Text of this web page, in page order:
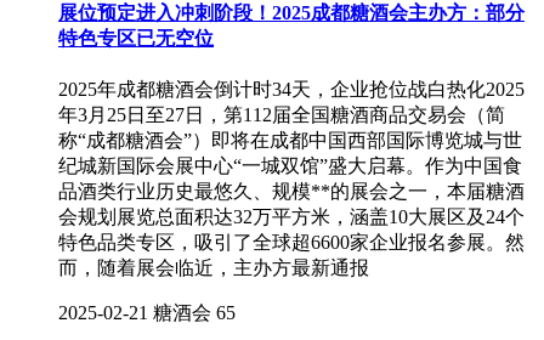
展位预定进入冲刺阶段！2025成都糖酒会主办方：部分
特色专区已无空位
2025年成都糖酒会倒计时34天，企业抢位战白热化2025
年3月25日至27日，第112届全国糖酒商品交易会（简
称“成都糖酒会”）即将在成都中国西部国际博览城与世
纪城新国际会展中心“一城双馆”盛大启幕。作为中国食
品酒类行业历史最悠久、规模**的展会之一，本届糖酒
会规划展览总面积达32万平方米，涵盖10大展区及24个
特色品类专区，吸引了全球超6600家企业报名参展。然
而，随着展会临近，主办方最新通报
2025-02-21 糖酒会 65